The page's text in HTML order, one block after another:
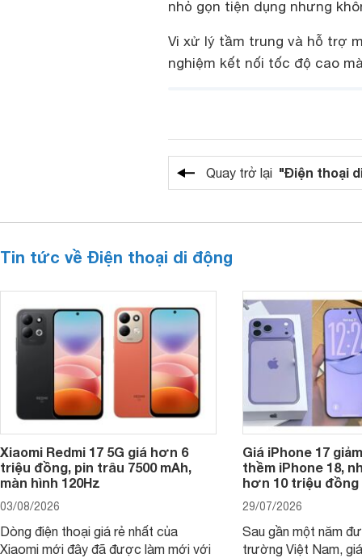
nhỏ gọn tiện dụng nhưng
Vi xử lý tầm trung và hỗ trợ
nghiệm kết nối tốc độ cao
Quay trở lại "Điện thoại
Tin tức về Điện thoại di động
Xiaomi Redmi 17 5G giá hơn 6
triệu đồng, pin trâu 7500 mAh,
màn hình 120Hz
03/08/2026
Dòng điện thoại giá rẻ nhất của
Xiaomi mới đây đã được làm mới với
Giá iPhone 17
thềm iPhone 18,
hơn 10 triệu đồng
29/07/2026
Sau gần một năm
trường Việt Nam,